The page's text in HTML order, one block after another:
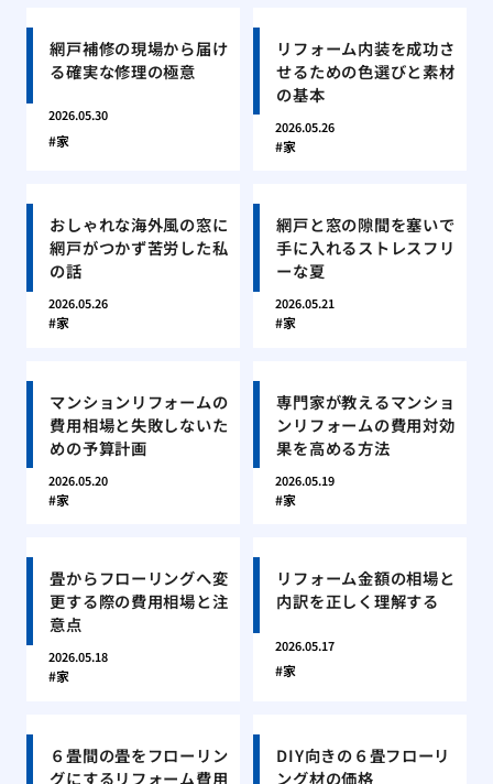
網戸補修の現場から届け
る確実な修理の極意
2026.05.30
家
リフォーム内装を成功さ
せるための色選びと素材
の基本
2026.05.26
家
おしゃれな海外風の窓に
網戸がつかず苦労した私
の話
2026.05.26
家
網戸と窓の隙間を塞いで
手に入れるストレスフリ
ーな夏
2026.05.21
家
マンションリフォームの
費用相場と失敗しないた
めの予算計画
2026.05.20
家
専門家が教えるマンショ
ンリフォームの費用対効
果を高める方法
2026.05.19
家
畳からフローリングへ変
更する際の費用相場と注
意点
2026.05.18
家
リフォーム金額の相場と
内訳を正しく理解する
2026.05.17
家
６畳間の畳をフローリン
グにするリフォーム費用
DIY向きの６畳フローリ
ング材の価格